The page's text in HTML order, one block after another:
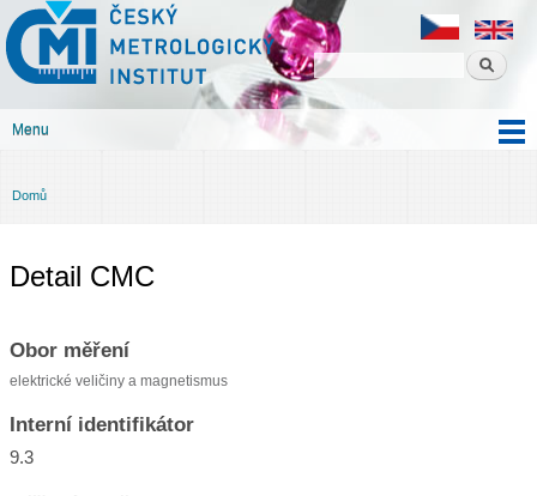
obsahu
Český
metrologický
institut
Menu
Jste zde
Domů
Detail CMC
Obor měření
elektrické veličiny a magnetismus
Interní identifikátor
9.3